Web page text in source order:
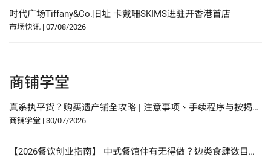
时代广场Tiffany&Co.旧址 卡戴珊SKIMS进驻开香港首店
市场快讯 | 07/08/2026
商铺学堂
真系执平货？购买遗产铺全攻略 | 注意事项、手续程序与按揭申请指南
商铺学堂 | 30/07/2026
【2026餐饮创业指南】 中式餐馆仲有无得做？边类食肆数目增幅最多？研究报告中寻找餐饮创业贴士？